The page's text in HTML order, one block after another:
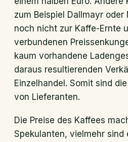
zum Beispiel Dallmayr
noch nicht zur Kaffe-Ernte
verbundenen
kaum vorhandene
daraus resultierenden
Einzelhandel. Somit sind
von Lieferanten.
Die Preise des Kaffees
Spekulanten, vielmehr sind